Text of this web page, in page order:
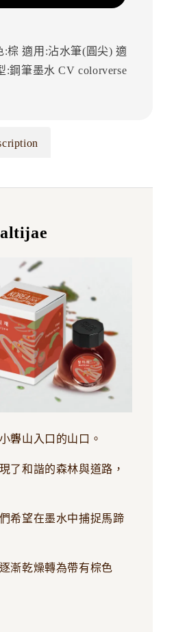
:棕適用:沾水筆(圓尖) 適
:鋼筆墨水CVcolorverse
礱山入口的山口。
了和諧的森林與道路，
希望在墨水中捕捉馬蹄
漸乾燥轉為帶有棕色